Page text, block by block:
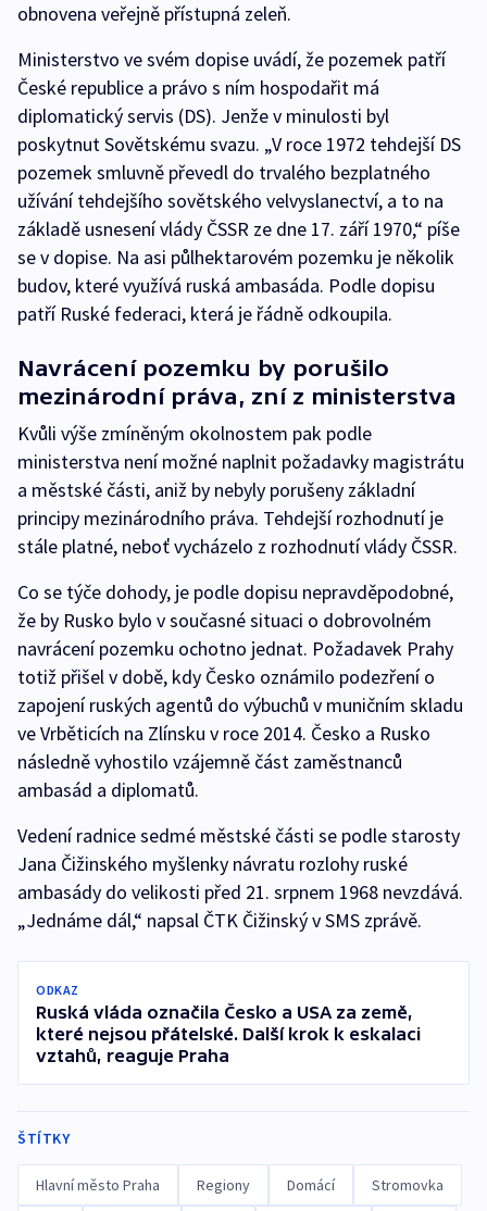
obnovena veřejně přístupná zeleň.
Ministerstvo ve svém dopise uvádí, že pozemek patří
České republice a právo s ním hospodařit má
diplomatický servis (DS). Jenže v minulosti byl
poskytnut Sovětskému svazu. „V roce 1972 tehdejší DS
pozemek smluvně převedl do trvalého bezplatného
užívání tehdejšího sovětského velvyslanectví, a to na
základě usnesení vlády ČSSR ze dne 17. září 1970,“ píše
se v dopise. Na asi půlhektarovém pozemku je několik
budov, které využívá ruská ambasáda. Podle dopisu
patří Ruské federaci, která je řádně odkoupila.
Navrácení pozemku by porušilo
mezinárodní práva, zní z ministerstva
Kvůli výše zmíněným okolnostem pak podle
ministerstva není možné naplnit požadavky magistrátu
a městské části, aniž by nebyly porušeny základní
principy mezinárodního práva. Tehdejší rozhodnutí je
stále platné, neboť vycházelo z rozhodnutí vlády ČSSR.
Co se týče dohody, je podle dopisu nepravděpodobné,
že by Rusko bylo v současné situaci o dobrovolném
navrácení pozemku ochotno jednat. Požadavek Prahy
totiž přišel v době, kdy Česko oznámilo podezření o
zapojení ruských agentů do výbuchů v muničním skladu
ve Vrběticích na Zlínsku v roce 2014. Česko a Rusko
následně vyhostilo vzájemně část zaměstnanců
ambasád a diplomatů.
Vedení radnice sedmé městské části se podle starosty
Jana Čižinského myšlenky návratu rozlohy ruské
ambasády do velikosti před 21. srpnem 1968 nevzdává.
„Jednáme dál,“ napsal ČTK Čižinský v SMS zprávě.
ODKAZ
Ruská vláda označila Česko a USA za země,
které nejsou přátelské. Další krok k eskalaci
vztahů, reaguje Praha
ŠTÍTKY
Hlavní město Praha Regiony Domácí Stromovka